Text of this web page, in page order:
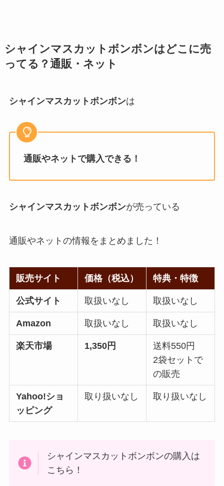
シャインマスカットボンボンはどこに売
ってる？通販・ネット
シャインマスカットボンボンは
通販やネットで購入できる！
シャインマスカットボンボンが売っている
通販やネットの情報をまとめました！
販売サイト 価格（税込） 特典・特徴
公式サイト 取扱いなし 取扱いなし
Amazon 取扱いなし 取扱いなし
楽天市場 1,350円
送料550円
2袋セットで
の販売
Yahoo!ショ
ッピング
取り扱いなし 取り扱いなし
シャインマスカットボンボンの購入は
こちら！